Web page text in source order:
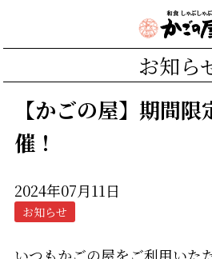
お知ら
【かごの屋】期間
催！
2024年07月11日
お知らせ
いつもかごの屋をご利用いた